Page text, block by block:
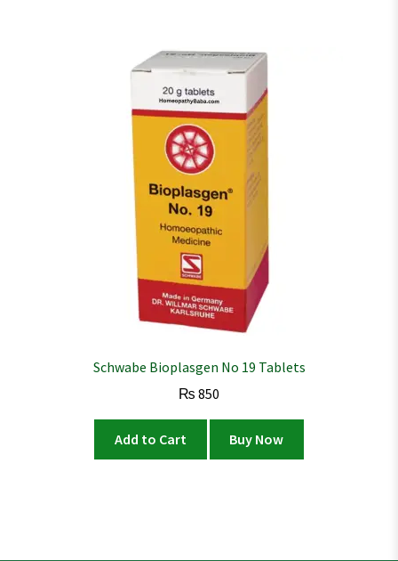
Schwabe Bioplasgen No 19 Tablets
₨ 850
Add to Cart Buy Now